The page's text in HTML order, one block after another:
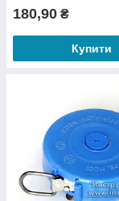
180,90 ₴
Купити